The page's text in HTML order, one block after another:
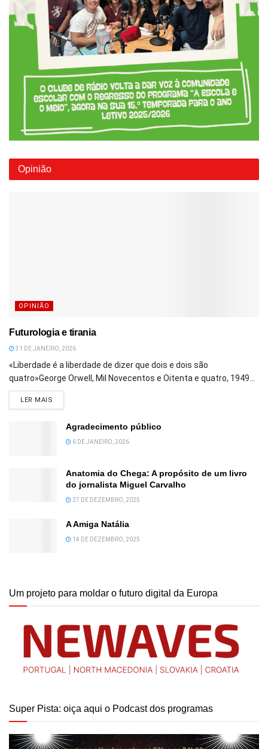
Opinião
OPINIÃO
Futurologia e tirania
31 DE JANEIRO, 2026
«Liberdade é a liberdade de dizer que dois e dois são
quatro»George Orwell, Mil Novecentos e Oitenta e quatro, 1949...
LER MAIS
Agradecimento público
6 DE JANEIRO, 2026
Anatomia do Chega: A propósito de um livro
do jornalista Miguel Carvalho
27 DE DEZEMBRO, 2025
A Amiga Natália
14 DE DEZEMBRO, 2025
Um projeto para moldar o futuro digital da Europa
Super Pista: oiça aqui o Podcast dos programas